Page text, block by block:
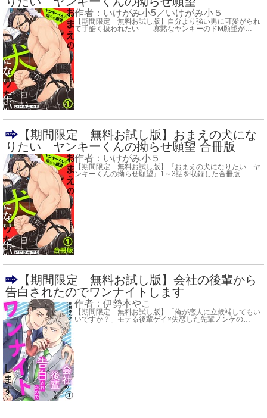
作者： いけがみ小5／いけがみ小５
【期間限定 無料お試し版】自分より強い男に可愛がられ
て手酷く扱われたい――寡黙なヤンキーのドM願望が…
【期間限定 無料お試し版】おまえの犬にな
りたい ヤンキーくんの拗らせ願望 合冊版
作者： いけがみ小５
【期間限定 無料お試し版】『おまえの犬になりたい ヤ
ンキーくんの拗らせ願望』1～3話を収録した合冊版…
【期間限定 無料お試し版】会社の後輩から
告白されたのでワンナイトします
作者： 伊勢本やこ
【期間限定 無料お試し版】「俺が恋人に立候補してもい
いですか？」モテる後輩ゲイ×失恋した先輩ノンケの…